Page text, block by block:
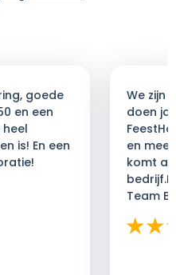
goede
en een
is! En een
We zijn
doen
en
komt
Team